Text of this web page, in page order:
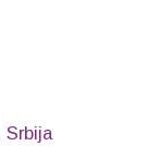
Srbija